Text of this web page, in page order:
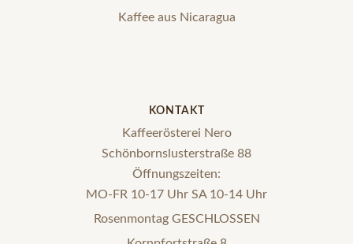
Kaffee aus Nicaragua
KONTAKT
Kaffeerösterei Nero
Schönbornslusterstraße 88
Öffnungszeiten:
MO-FR 10-17 Uhr SA 10-14 Uhr
Rosenmontag GESCHLOSSEN